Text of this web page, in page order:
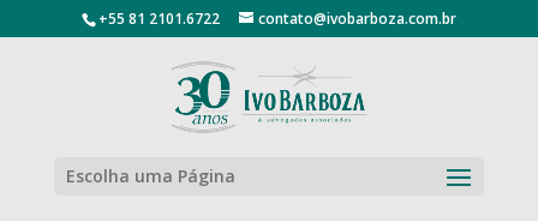
+55 81 2101.6722 contato@ivobarboza.com.br
Escolha uma Página